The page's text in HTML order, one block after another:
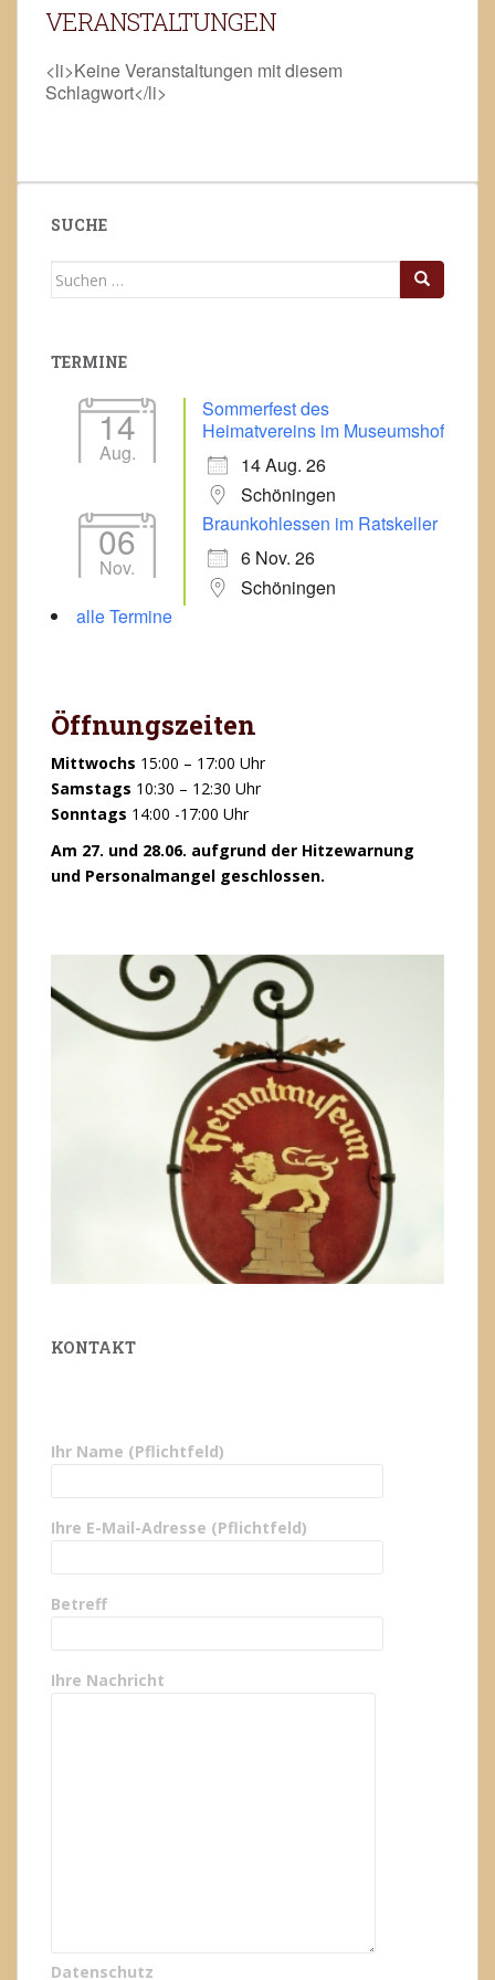
VERANSTALTUNGEN
<li>Keine Veranstaltungen mit diesem
Schlagwort</li>
SUCHE
Suchen
TERMINE
14
Aug.
Sommerfest des
Heimatvereins im Museumshof
14 Aug. 26
Schöningen
06
Nov.
Braunkohlessen im Ratskeller
6 Nov. 26
Schöningen
alle Termine
Öffnungszeiten
Mittwochs 15:00 – 17:00 Uhr
Samstags 10:30 – 12:30 Uhr
Sonntags 14:00 -17:00 Uhr
Am 27. und 28.06. aufgrund der Hitzewarnung
und Personalmangel geschlossen.
KONTAKT
Ihr Name (Pflichtfeld)
Ihre E-Mail-Adresse (Pflichtfeld)
Betreff
Ihre Nachricht
Datenschutz